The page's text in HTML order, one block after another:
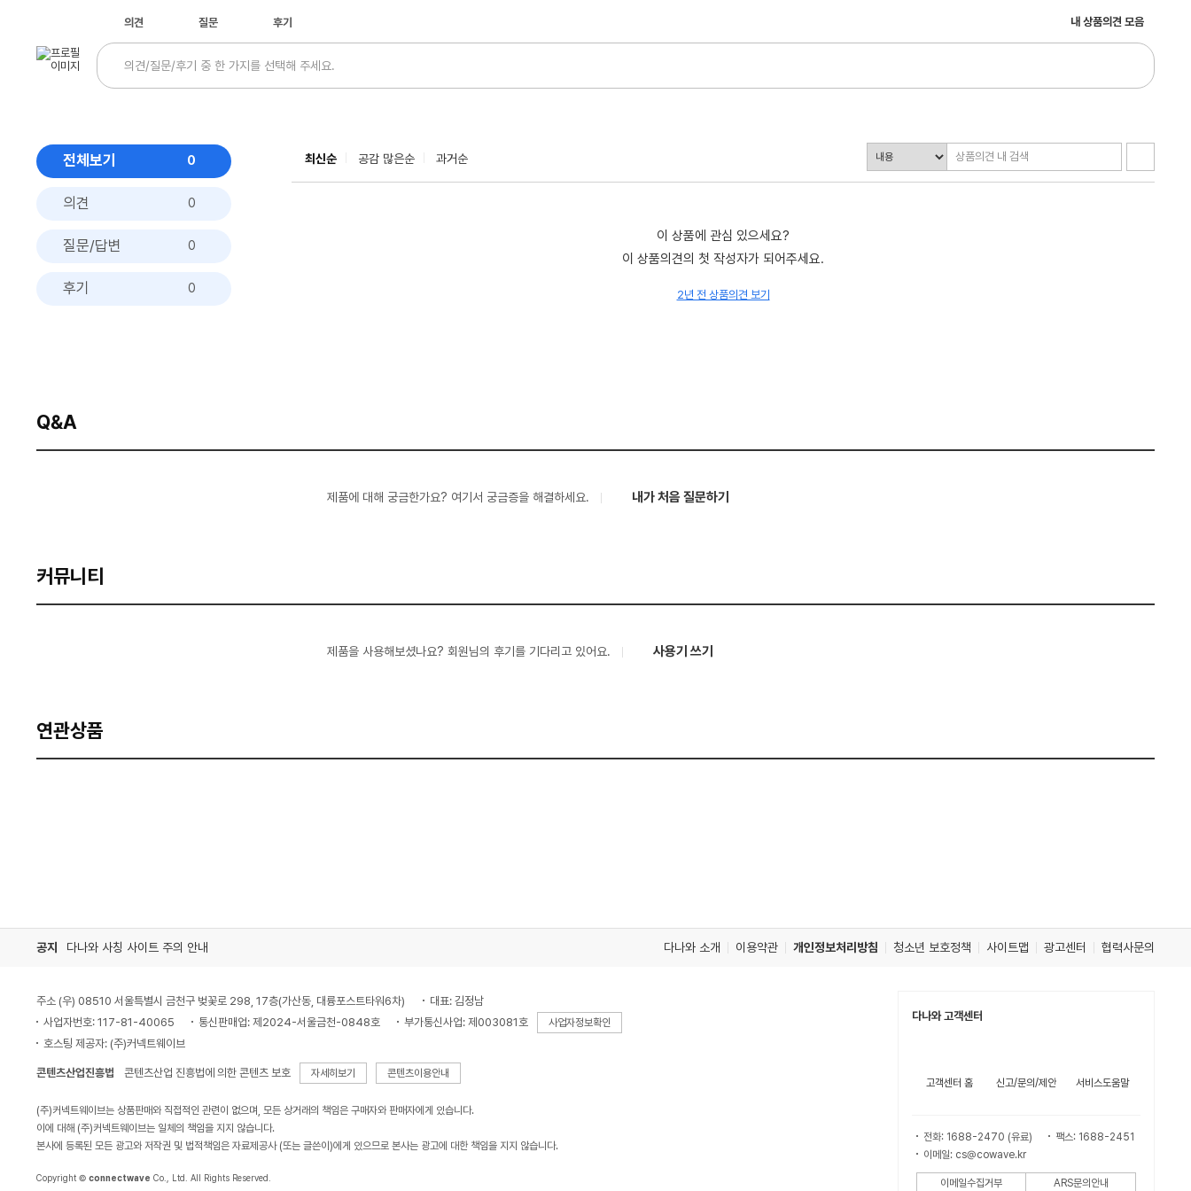
내 상품의견 모음
의견 질문 후기
전체보기 0
의견 0
질문/답변 0
후기 0
최신순 공감 많은순 과거순
이 상품에 관심 있으세요?
이 상품의견의 첫 작성자가 되어주세요.
2년 전 상품의견 보기
Q&A
제품에 대해 궁금한가요? 여기서 궁금증을 해결하세요. 내가 처음 질문하기
커뮤니티
제품을 사용해보셨나요? 회원님의 후기를 기다리고 있어요. 사용기 쓰기
연관상품
공지 다나와 사칭 사이트 주의 안내 다나와 소개 이용약관 개인정보처리방침 청소년 보호정책 사이트맵 광고센터 협력사문의
주소 (우) 08510 서울특별시 금천구 벚꽃로 298, 17층(가산동, 대륭포스트타워6차)
대표: 김정남
사업자번호: 117-81-40065
통신판매업: 제2024-서울금천-0848호 부가통신사업: 제003081호 사업자정보확인
호스팅 제공자: (주)커넥트웨이브
콘텐츠산업진흥법 콘텐츠산업 진흥법에 의한 콘텐츠 보호 자세히보기 콘텐츠이용안내
(주)커넥트웨이브는 상품판매와 직접적인 관련이 없으며, 모든 상거래의 책임은 구매자와 판매자에게 있습니다.
이에 대해 (주)커넥트웨이브는 일체의 책임을 지지 않습니다.
본사에 등록된 모든 광고와 저작권 및 법적책임은 자료제공사 (또는 글쓴이)에게 있으므로 본사는 광고에 대한 책임을 지지 않습니다.
Copyright © connectwave Co., Ltd. All Rights Reserved.
다나와 고객센터
고객센터 홈 신고/문의/제안 서비스도움말
전화: 1688-2470 (유료)
팩스: 1688-2451
이메일: cs@cowave.kr
이메일수집거부 ARS문의안내